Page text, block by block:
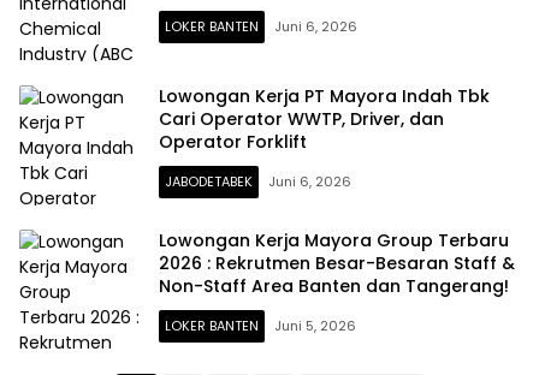
LOKER BANTEN Juni 6, 2026
Lowongan Kerja PT Mayora Indah Tbk
Cari Operator WWTP, Driver, dan
Operator Forklift
JABODETABEK Juni 6, 2026
Lowongan Kerja Mayora Group Terbaru
2026 : Rekrutmen Besar-Besaran Staff &
Non-Staff Area Banten dan Tangerang!
LOKER BANTEN Juni 5, 2026